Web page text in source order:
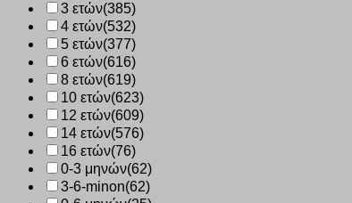
3 ετών(385)
4 ετών(532)
5 ετών(377)
6 ετών(616)
8 ετών(619)
10 ετών(623)
12 ετών(609)
14 ετών(576)
16 ετών(76)
0-3 μηνών(62)
3-6-minon(62)